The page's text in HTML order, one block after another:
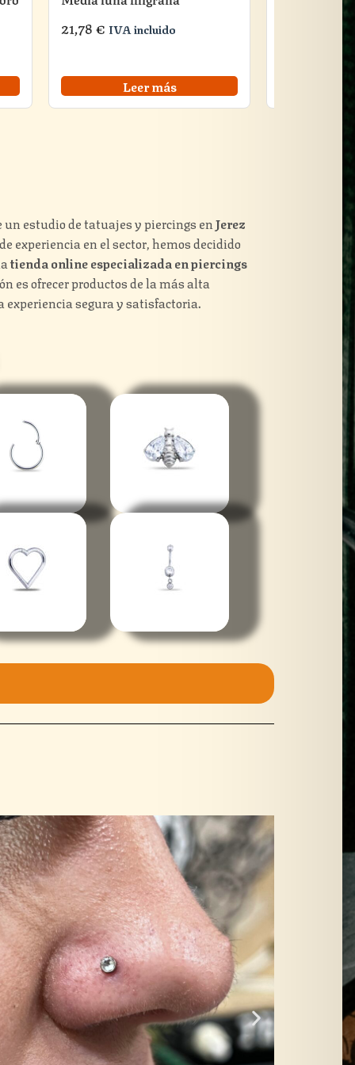
21,78€ IVA incluido
Leer más
un estudio de tatuajes y piercings enJerez
experiencia en el sector, hemos decidido
tienda online especializada en piercings
es ofrecer productos de la más alta
experiencia segura y satisfactoria.